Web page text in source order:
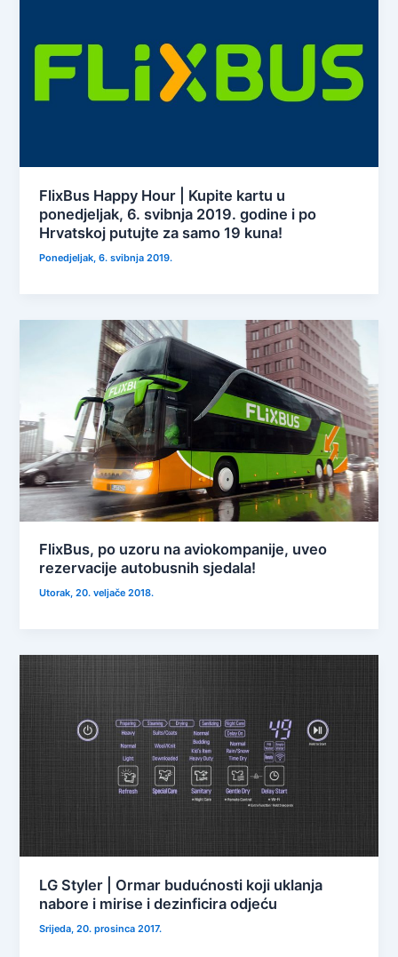
FlixBus Happy Hour | Kupite kartu u
ponedjeljak, 6. svibnja 2019. godine i po
Hrvatskoj putujte za samo 19 kuna!
Ponedjeljak, 6. svibnja 2019.
FlixBus, po uzoru na aviokompanije, uveo
rezervacije autobusnih sjedala!
Utorak, 20. veljače 2018.
LG Styler | Ormar budućnosti koji uklanja
nabore i mirise i dezinficira odjeću
Srijeda, 20. prosinca 2017.